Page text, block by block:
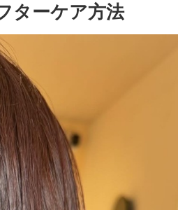
ターケア方法